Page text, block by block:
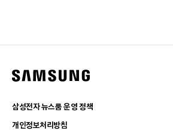
삼성전자 뉴스룸 운영 정책
개인정보처리방침